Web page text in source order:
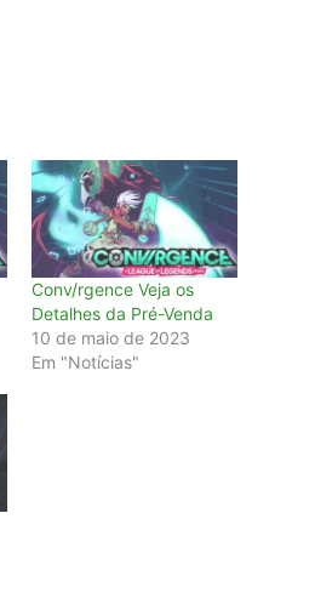
Conv/rgence Veja os
Detalhes da Pré-Venda
10 de maio de 2023
Em "Notícias"